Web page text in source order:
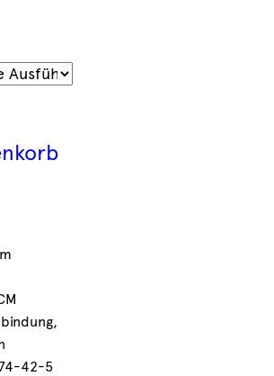
42-5